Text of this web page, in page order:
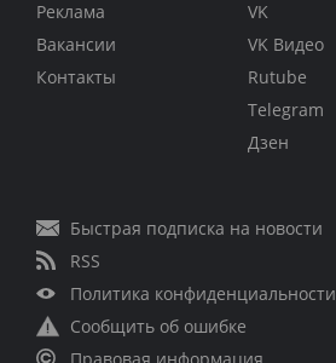
Реклама
Вакансии
Контакты
VK
VK Видео
Rutube
Telegram
Дзен
Быстрая подписка на новости
RSS
Политика конфиденциальности
Сообщить об ошибке